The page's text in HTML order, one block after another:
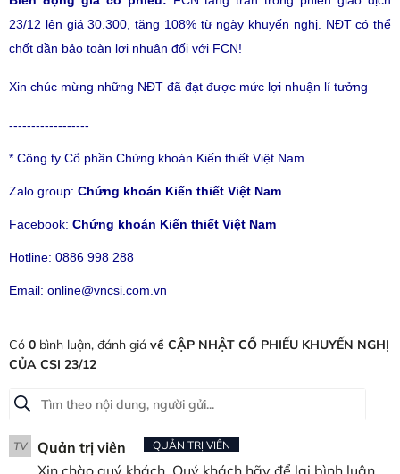
23/12 lên giá 30.300, tăng 108% từ ngày khuyến nghị. NĐT có thể
chốt dần bảo toàn lợi nhuận đối với FCN!
Xin chúc mừng những NĐT đã đạt được mức lợi nhuận lí tưởng
------------------
* Công ty Cổ phần Chứng khoán Kiến thiết Việt Nam
Zalo group: Chứng khoán Kiến thiết Việt Nam
Facebook: Chứng khoán Kiến thiết Việt Nam
Hotline: 0886 998 288
Email: online@vncsi.com.vn
Có 0 bình luận, đánh giá về CẬP NHẬT CỔ PHIẾU KHUYẾN NGHỊ
CỦA CSI 23/12
TV Quản trị viên QUẢN TRỊ VIÊN